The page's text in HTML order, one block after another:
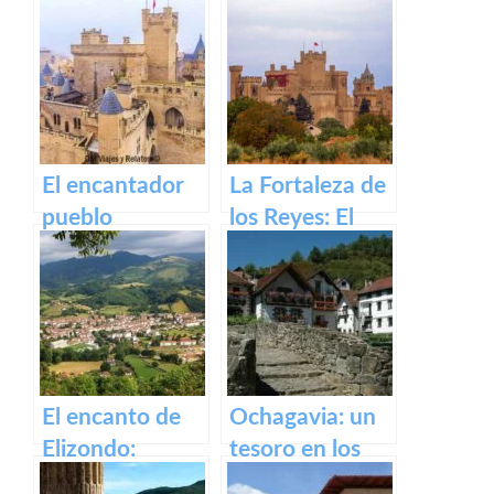
antigua fábrica
de Orbaizeta
Irati
El encantador
pueblo
medieval de
Olite y su
impresionante
Castillo Palacio
Real.
La Fortaleza de
los Reyes: El
Castillo de Olite
El encanto de
Elizondo:
Descubre la
Ochagavia: un
tesoro en los
Pirineos